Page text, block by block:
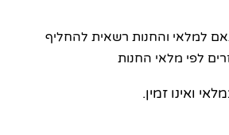
למלאי והחנות רשאית להחליף
לפי מלאי החנות
ואינו זמין.